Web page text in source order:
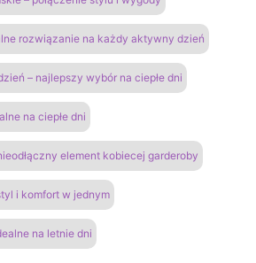
rozwiązanie na każdy aktywny dzień
– najlepszy wybór na ciepłe dni
na ciepłe dni
element kobiecej garderoby
i komfort w jednym
na letnie dni